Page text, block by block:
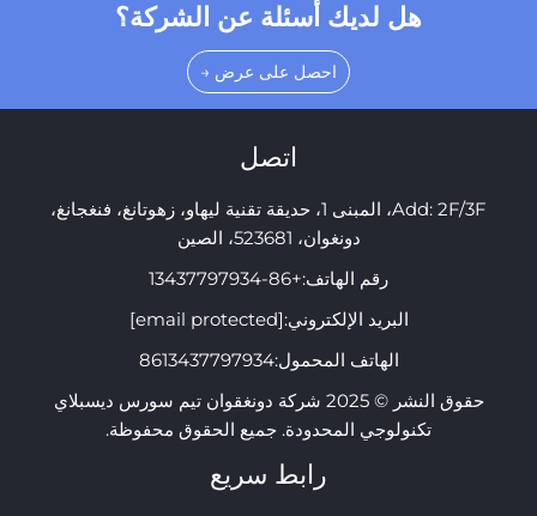
هل لديك أسئلة عن الشركة؟
احصل على عرض →
Add: 2F/3F، المبنى 1، حديقة تقنية ليهاو، زهوتانغ، فنغجانغ،
+86-13437797934
البريد الإلكتروني:[email protected]
الهاتف المحمول:8613437797934
حقوق النشر © 2025 شركة دونغقوان تيم سورس ديسبلاي
تكنولوجي المحدودة. جميع الحقوق محفوظة.
رابط سريع